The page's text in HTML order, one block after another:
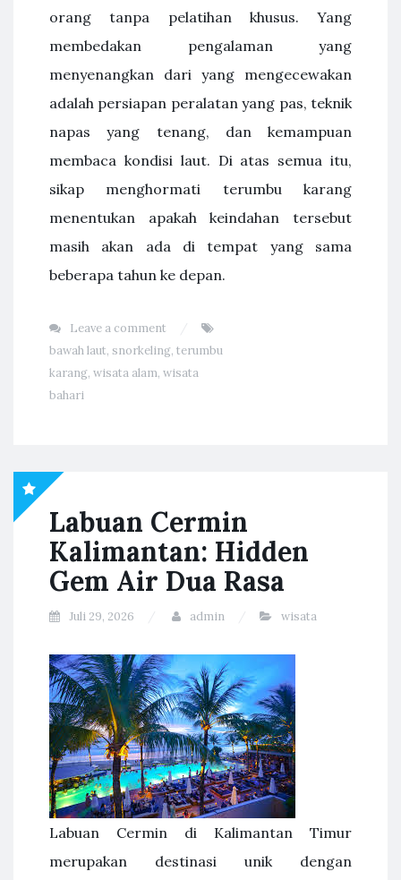
orang tanpa pelatihan khusus. Yang
membedakan pengalaman yang
menyenangkan dari yang mengecewakan
adalah persiapan peralatan yang pas, teknik
napas yang tenang, dan kemampuan
membaca kondisi laut. Di atas semua itu,
sikap menghormati terumbu karang
menentukan apakah keindahan tersebut
masih akan ada di tempat yang sama
beberapa tahun ke depan.
Leave a comment
bawah laut, snorkeling, terumbu
karang, wisata alam, wisata
bahari
Labuan Cermin
Kalimantan: Hidden
Gem Air Dua Rasa
Juli 29, 2026 admin wisata
Labuan Cermin di Kalimantan Timur
merupakan destinasi unik dengan